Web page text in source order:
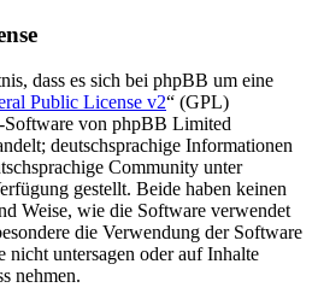
dass es sich bei phpBB um eine
Public License v2“ (GPL)
Software von phpBB Limited
deutschsprachige Informationen
Community unter
gestellt. Beide haben keinen
Weise, wie die Software verwendet
die Verwendung der Software
nicht untersagen oder auf Inhalte
nehmen.